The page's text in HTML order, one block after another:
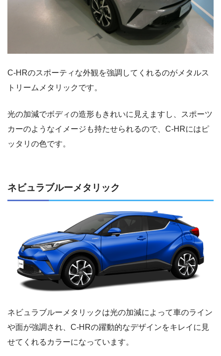
C-HRのスポーティな外観を強調してくれるのがメタルス
トリームメタリックです。
光の加減でボディの造形もきれいに見えますし、スポーツ
カーのようなイメージも持たせられるので、C-HRにはピ
ッタリの色です。
ネビュラブルーメタリック
ネビュラブルーメタリックは光の加減によって車のライン
や面が強調され、C-HRの躍動的なデザインをキレイに見
せてくれるカラーになっています。